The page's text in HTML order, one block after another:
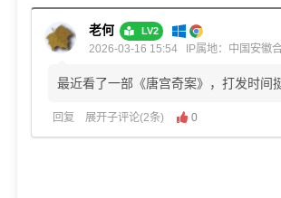
老何 LV2
2026-03-16 15:54 IP属地：中国安徽
最近看了一部《唐宫奇案》，打发时间
回复 展开子评论(2条) 0